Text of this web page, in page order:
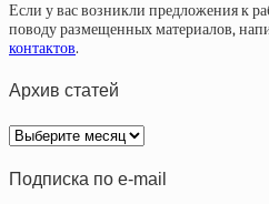
Если у вас возникли предложения к
поводу размещенных материалов,
контактов.
Архив статей
Архив
статей
Подписка по e-mail